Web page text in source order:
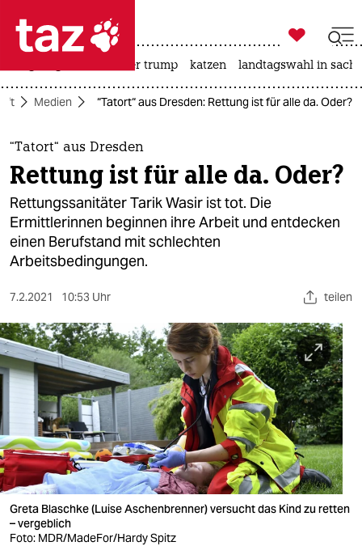
 taz zahl ich
taz zahl ich
themen
politik
öko
gesellschaft
kultur
sport
berlin
nord
wahrheit
verlag
verlag
veranstaltungen

taz zahl ich
usa unter trump katzen landtagswahl in
Medien “Tatort“ aus Dresden: Rettung ist für alle da. Oder?
“Tatort“ aus Dresden
Rettung ist für alle da. Oder?
Rettungssanitäter Tarik Wasir ist tot. Die
Ermittlerinnen beginnen ihre Arbeit und entdecken
einen Berufstand mit schlechten
Arbeitsbedingungen.
7.2.2021 10:53 Uhr teilen
Greta Blaschke (Luise Aschenbrenner) versucht das Kind zu retten
– vergeblich
Foto: MDR/MadeFor/Hardy Spitz